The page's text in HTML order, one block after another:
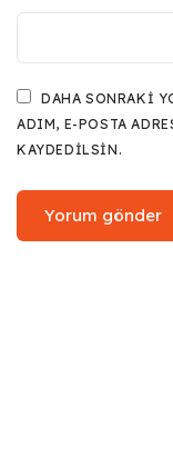
DAHA SONRAKI
ADIM, E-POSTA
KAYDEDILSIN.